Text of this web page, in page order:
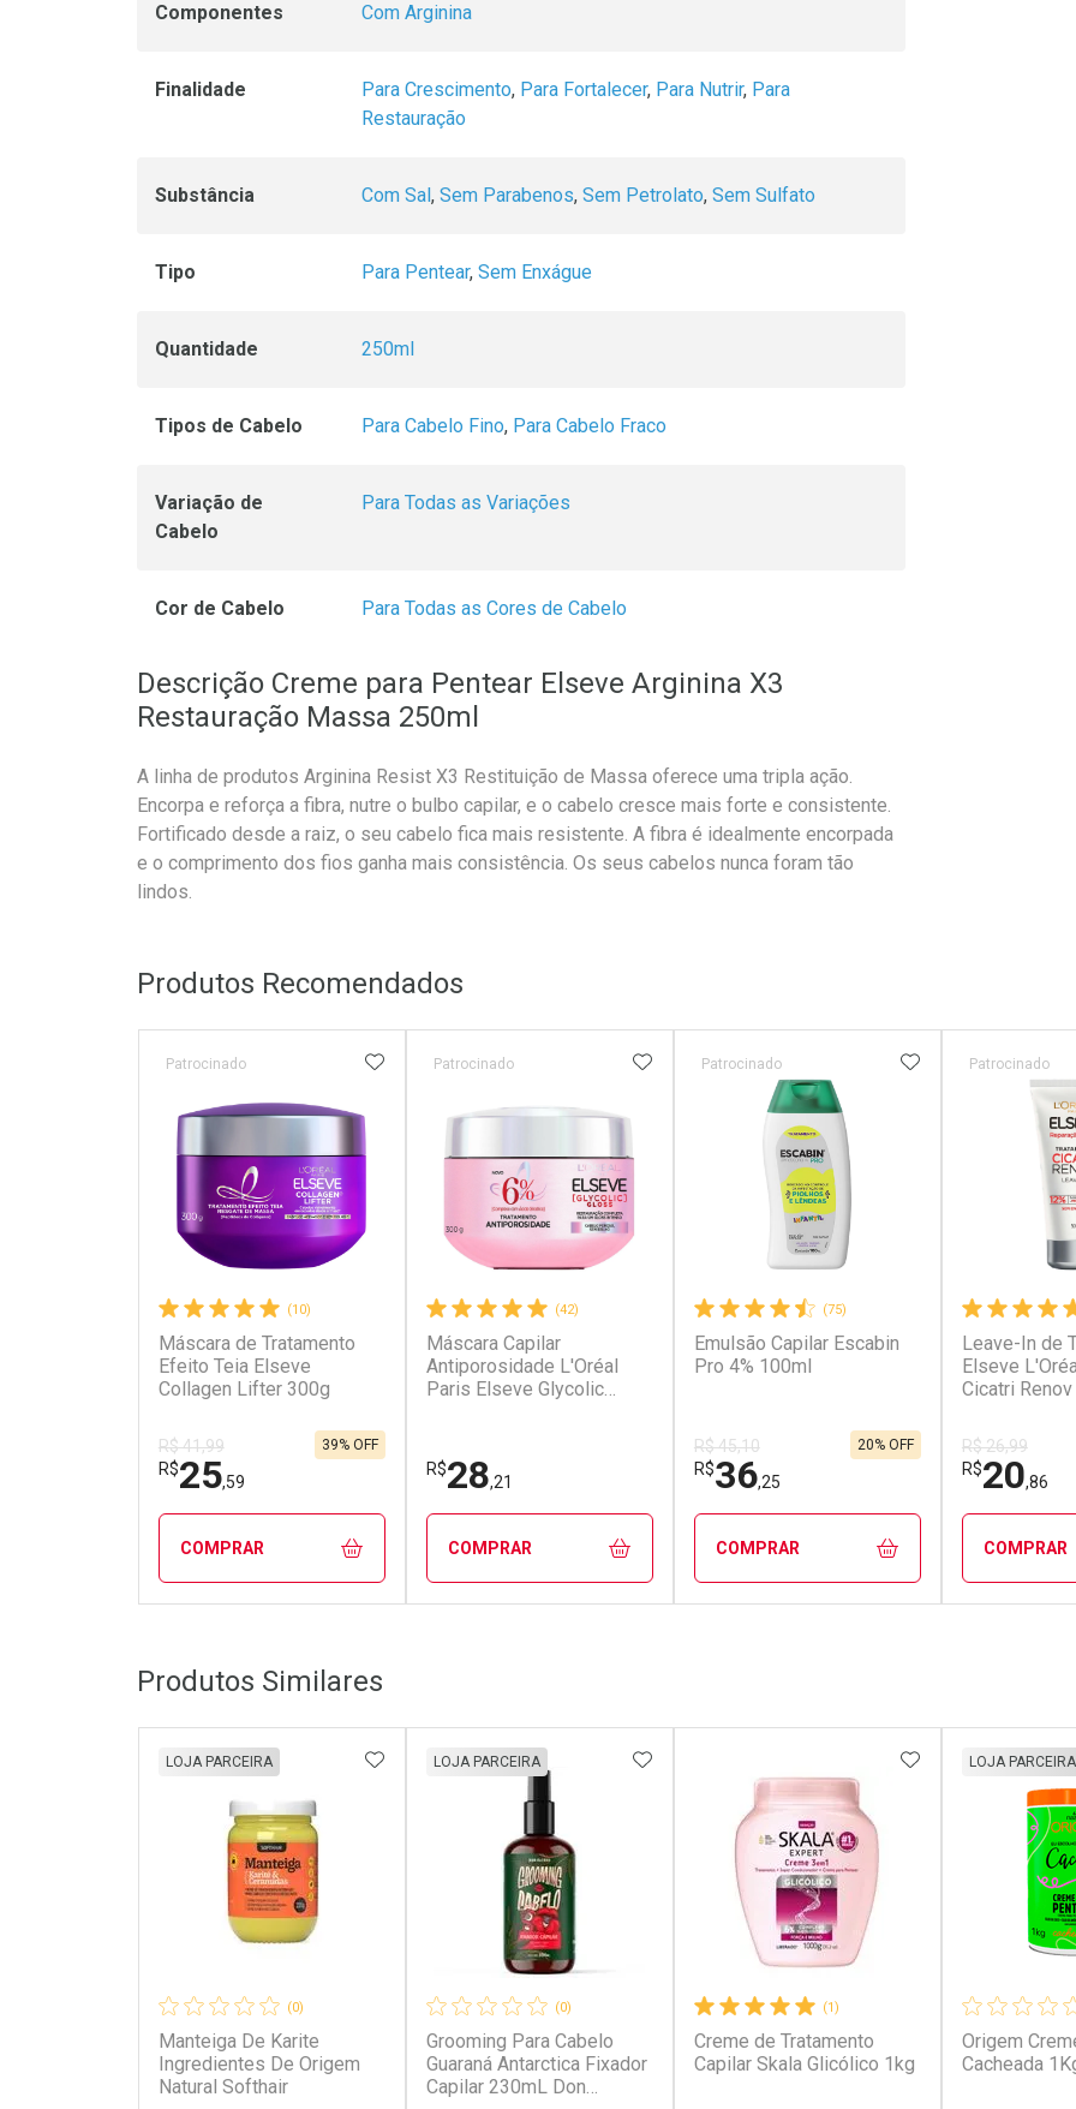
Componentes Com Arginina
Finalidade Para Crescimento, Para Fortalecer, Para Nutrir, Para
Restauração
Substância Com Sal, Sem Parabenos, Sem Petrolato, Sem Sulfato
Tipo Para Pentear, Sem Enxágue
Quantidade 250ml
Tipos de Cabelo Para Cabelo Fino, Para Cabelo Fraco
Variação de
Cabelo
Para Todas as Variações
Cor de Cabelo Para Todas as Cores de Cabelo
Descrição Creme para Pentear Elseve Arginina X3
Restauração Massa 250ml
A linha de produtos Arginina Resist X3 Restituição de Massa oferece uma tripla ação.
Encorpa e reforça a fibra, nutre o bulbo capilar, e o cabelo cresce mais forte e consistente.
Fortificado desde a raiz, o seu cabelo fica mais resistente. A fibra é idealmente encorpada
e o comprimento dos fios ganha mais consistência. Os seus cabelos nunca foram tão
lindos.
Produtos Recomendados
(10)
Máscara de Tratamento
Efeito Teia Elseve
Collagen Lifter 300g
Patrocinado
R$ 41,99
R$25,59
39% OFF
ADICIONAR AOS FAVORITOS
COMPRAR
Laboratório
Ativar Desconto
Por Menos
(42)
Máscara Capilar
Antiporosidade L'Oréal
Paris Elseve Glycolic
Patrocinado
R$28,21
ADICIONAR AOS FAVORITOS
COMPRAR
Ativar Desconto
(75)
Emulsão Capilar Escabin
Pro 4% 100ml
Patrocinado
R$ 45,10
R$36,25
20% OFF
ADICIONAR AOS
COMPRAR
Ativar Desconto
Leave-In de
Elseve
Cicatri
Patrocinado
R$ 26,99
R$20,86
COMPRAR
Ativar
Produtos Similares
(0)
Manteiga De Karite
Ingredientes De Origem
Natural Softhair
LOJA PARCEIRA ADICIONAR AOS FAVORITOS
(0)
Grooming Para Cabelo
Guaraná Antarctica Fixador
Capilar 230mL Don
LOJA PARCEIRA ADICIONAR AOS FAVORITOS
(1)
Creme de Tratamento
Capilar Skala Glicólico 1kg
ADICIONAR AOS
Origem
Cacheada
LOJA PARCEIRA